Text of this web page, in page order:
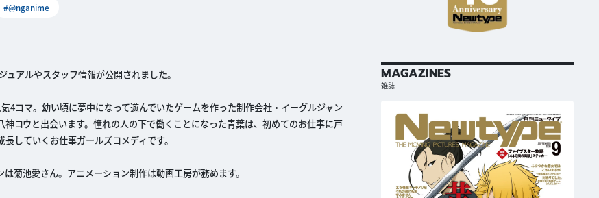
#@nganime
アルやスタッフ情報が公開されました。
4コマ。幼い頃に夢中になって遊んでいたゲームを作った制作会社・イーグルジャン
コウと出会います。憧れの人の下で働くことになった青葉は、初めてのお仕事に戸
していくお仕事ガールズコメディです。
菊池愛さん。アニメーション制作は動画工房が務めます。
MAGAZINES
雑誌